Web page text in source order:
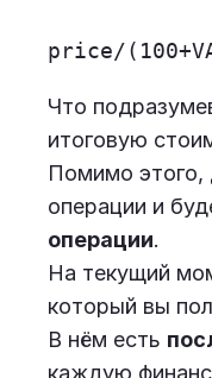
price/
Что
итоговую
Помимо этого,
операции и
операции.
На текущий
который вы
В нём есть
каждую